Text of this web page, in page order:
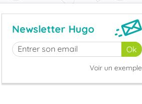
Newsletter Hugo
Voir un exemple